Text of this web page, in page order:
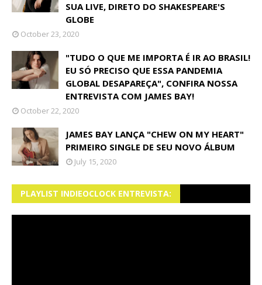
SUA LIVE, DIRETO DO SHAKESPEARE'S
GLOBE
October 23, 2020
"TUDO O QUE ME IMPORTA É IR AO BRASIL!
EU SÓ PRECISO QUE ESSA PANDEMIA
GLOBAL DESAPAREÇA", CONFIRA NOSSA
ENTREVISTA COM JAMES BAY!
October 22, 2020
JAMES BAY LANÇA "CHEW ON MY HEART"
PRIMEIRO SINGLE DE SEU NOVO ÁLBUM
July 15, 2020
PLAYLIST INDIEOCLOCK ENTREVISTA: